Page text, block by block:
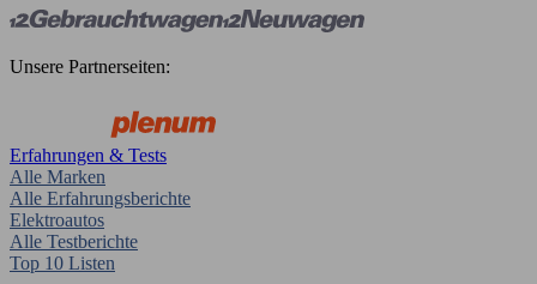
Unsere Partnerseiten:
Erfahrungen & Tests
Alle Marken
Alle Erfahrungsberichte
Elektroautos
Alle Testberichte
Top 10 Listen